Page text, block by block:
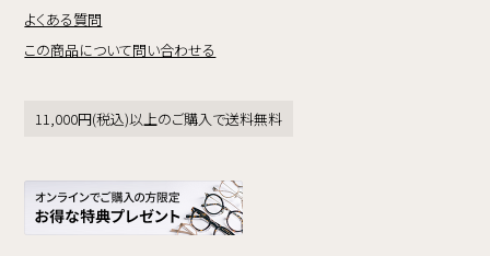
よくある質問
この商品について問い合わせる
11,000円(税込)以上のご購入で送料無料